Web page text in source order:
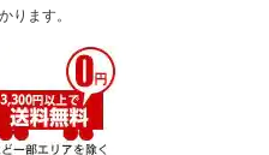
ります。